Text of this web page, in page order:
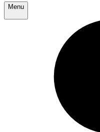
Menu